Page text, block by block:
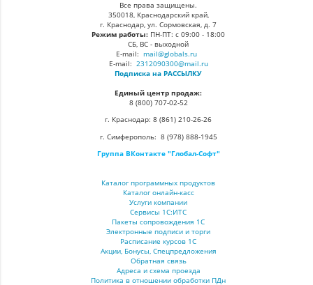
Все права защищены.
350018, Краснодарский край,
г. Краснодар, ул. Сормовская, д. 7
Режим работы: ПН-ПТ: с 09:00 - 18:00
СБ, ВС - выходной
E-mail: mail@globals.ru
E-mail: 2312090300@mail.ru
Подписка на РАССЫЛКУ
Единый центр продаж:
8 (800) 707-02-52
г. Краснодар: 8 (861) 210-26-26
г. Симферополь: 8 (978) 888-1945
Группа ВКонтакте "Глобал-Софт"
Каталог программных продуктов
Каталог онлайн-касс
Услуги компании
Сервисы 1С:ИТС
Пакеты сопровождения 1С
Электронные подписи и торги
Расписание курсов 1С
Акции, Бонусы, Спецпредложения
Обратная связь
Адреса и схема проезда
Политика в отношении обработки ПДн